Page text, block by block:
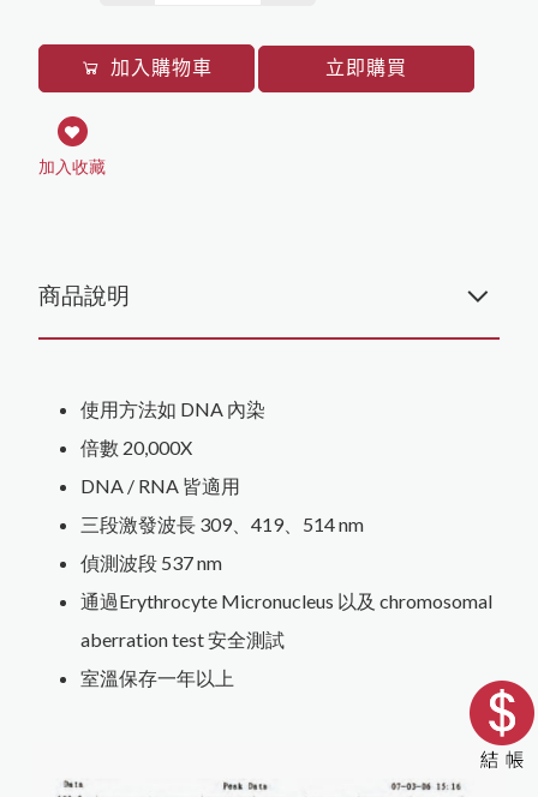
BioRad
加入購物車 立即購買
加入收藏
商品說明
使用方法如 DNA 內染
倍數 20,000X
DNA / RNA 皆適用
三段激發波長 309、419、514 nm
偵測波段 537 nm
通過Erythrocyte Micronucleus 以及 chromosomal
aberration test 安全測試
室溫保存一年以上